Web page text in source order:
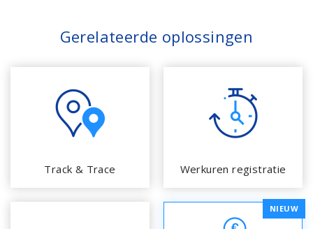
Gerelateerde oplossingen
Track & Trace Werkuren registratie
NIEUW